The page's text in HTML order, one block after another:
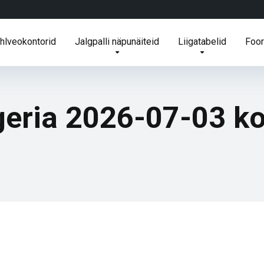
Jalgpalli näpunäiteid Liigatabelid
2026-07-03